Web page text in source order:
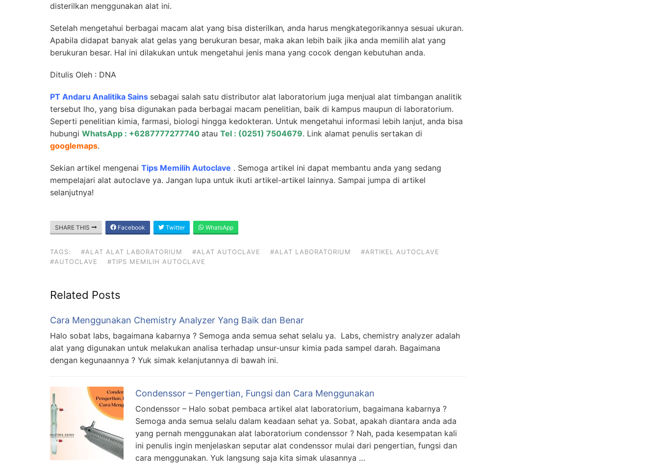
disterilkan menggunakan alat ini.
Setelah mengetahui berbagai macam alat yang bisa disterilkan, anda harus mengkategorikannya sesuai ukuran.
Apabila didapat banyak alat gelas yang berukuran besar, maka akan lebih baik jika anda memilih alat yang
berukuran besar. Hal ini dilakukan untuk mengetahui jenis mana yang cocok dengan kebutuhan anda.
Ditulis Oleh : DNA
PT Andaru Analitika Sains sebagai salah satu distributor alat laboratorium juga menjual alat timbangan analitik
tersebut lho, yang bisa digunakan pada berbagai macam penelitian, baik di kampus maupun di laboratorium.
Seperti penelitian kimia, farmasi, biologi hingga kedokteran. Untuk mengetahui informasi lebih lanjut, anda bisa
hubungi WhatsApp : +6287777277740 atau Tel : (0251) 7504679. Link alamat penulis sertakan di
googlemaps.
Sekian artikel mengenai Tips Memilih Autoclave . Semoga artikel ini dapat membantu anda yang sedang
mempelajari alat autoclave ya. Jangan lupa untuk ikuti artikel-artikel lainnya. Sampai jumpa di artikel
selanjutnya!
SHARE THIS Facebook Twitter WhatsApp
TAGS: #ALAT ALAT LABORATORIUM #ALAT AUTOCLAVE #ALAT LABORATORIUM
#ARTIKEL AUTOCLAVE
#AUTOCLAVE
#TIPS MEMILIH AUTOCLAVE
Related Posts
Cara Menggunakan Chemistry Analyzer Yang Baik dan Benar
Halo sobat labs, bagaimana kabarnya ? Semoga anda semua sehat selalu ya. Labs, chemistry analyzer adalah
alat yang digunakan untuk melakukan analisa terhadap unsur-unsur kimia pada sampel darah. Bagaimana
dengan kegunaannya ? Yuk simak kelanjutannya di bawah ini.
Condenssor – Pengertian, Fungsi dan Cara Menggunakan
Condenssor – Halo sobat pembaca artikel alat laboratorium, bagaimana kabarnya ?
Semoga anda semua selalu dalam keadaan sehat ya. Sobat, apakah diantara anda ada
yang pernah menggunakan alat laboratorium condenssor ? Nah, pada kesempatan kali
ini penulis ingin menjelaskan seputar alat condenssor mulai dari pengertian, fungsi dan
cara menggunakan. Yuk langsung saja kita simak ulasannya …